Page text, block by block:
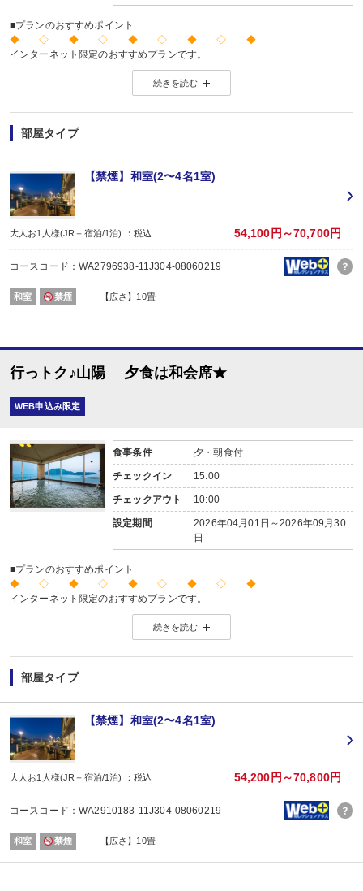
■プランのおすすめポイント
◆ ◇ ◆ ◇ ◆ ◇ ◆ ◇ ◆
インターネット限定のおすすめプランです。
※店頭・電話・メールでのお問合せや申込みは出来ません。
◆ ◇ ◆ ◇ ◆ ◇ ◆ ◇ ◆
【お楽しみメニュー】
・姉妹館「景勝館 漣亭」との湯めぐりをお楽しみいただけます。
・エステを10％割引でご利用いただけます。
■夕食
場所:
その他（ダイニング）
内容:
和会席
場所:
その他（ダイニング）
内容:
ビュッフェ又は和朝食 ※お選びいただけません。
続きを読む
部屋タイプ
【禁煙】和室(2〜4名1室)
大人お1人様(JR＋宿泊/1泊) ：税込 54,100円～70,700円
コースコード：WA2796938-11J304-08060219
和室 禁煙 【広さ】10畳
行っトク♪山陽 夕食は和会席★
WEB申込み限定
食事条件 夕・朝食付
チェックイン 15:00
チェックアウト 10:00
設定期間
2026年04月01日～2026年09月30
日
■プランのおすすめポイント
◆ ◇ ◆ ◇ ◆ ◇ ◆ ◇ ◆
インターネット限定のおすすめプランです。
※店頭・電話・メールでのお問合せや申込みは出来ません。
◆ ◇ ◆ ◇ ◆ ◇ ◆ ◇ ◆
■夕食
場所:
その他（ダイニング）
内容:
和会席
【時間】17：30～ 最終開始時間19：00
■朝食
場所:
その他（ダイニング）
【時間】7：00～ 最終開始時間9：00
続きを読む
部屋タイプ
【禁煙】和室(2〜4名1室)
大人お1人様(JR＋宿泊/1泊) ：税込 54,200円～70,800円
コースコード：WA2910183-11J304-08060219
和室 禁煙 【広さ】10畳